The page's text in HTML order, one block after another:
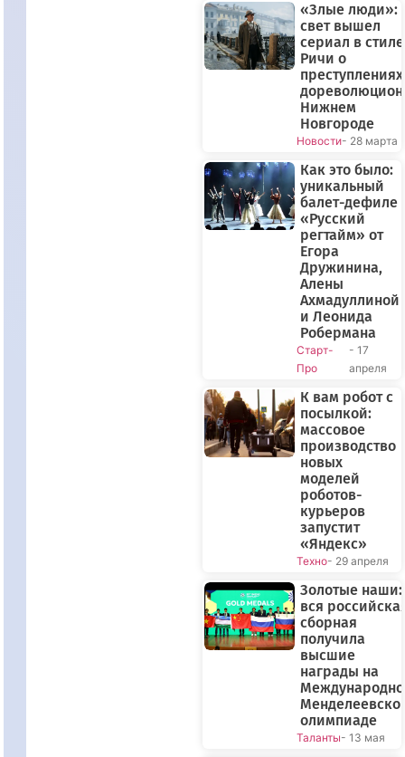
«Злые люди»:
свет вышел
сериал в
Ричи о
Нижнем
Новгороде
Новости- 28 марта
Как это было:
уникальный
балет-дефиле
«Русский
регтайм» от
Егора
Дружинина,
Алены
Ахмадуллиной
и Леонида
Робермана
Старт-
Про
- 17
апреля
К вам робот с
посылкой:
массовое
производство
новых
моделей
роботов-
курьеров
запустит
«Яндекс»
Техно- 29 апреля
Золотые наши:
вся
сборная
получила
высшие
награды на
олимпиаде
Таланты- 13 мая